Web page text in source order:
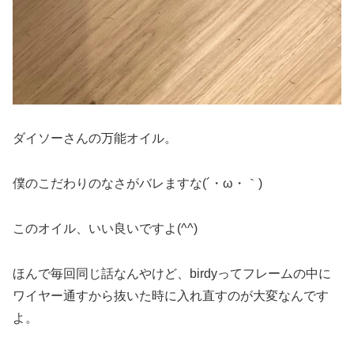
ダイソーさんの万能オイル。
僕のこだわりのなさがバレますな(´・ω・｀)
このオイル、いい良いですよ(^^)
ほんで毎回同じ話なんやけど、birdyってフレームの中に
ワイヤー通すから抜いた時に入れ直すのが大変なんです
よ。